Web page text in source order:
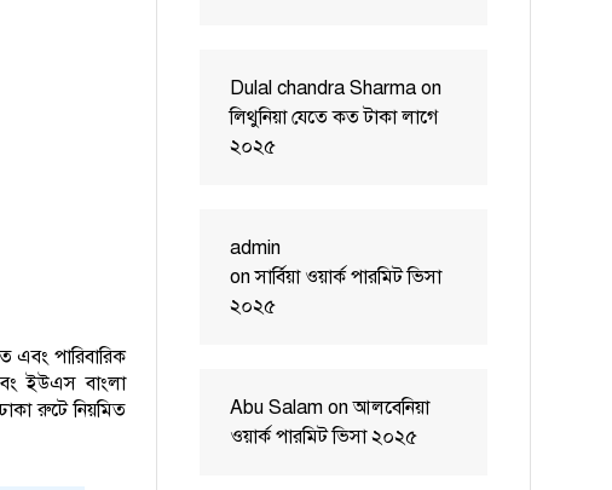
এবং পারিবারিক
ইউএস বাংলা
রুটে নিয়মিত
Dulal chandra Sharma on
লিথুনিয়া যেতে কত টাকা লাগে
২০২৫
admin
onসার্বিয়া ওয়ার্ক পারমিট ভিসা
২০২৫
Abu Salam onআলবেনিয়া
ওয়ার্ক পারমিট ভিসা ২০২৫